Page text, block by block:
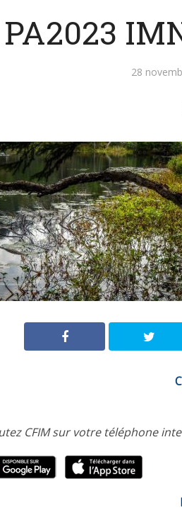
PA2023
28
CFIM sur votre téléphone